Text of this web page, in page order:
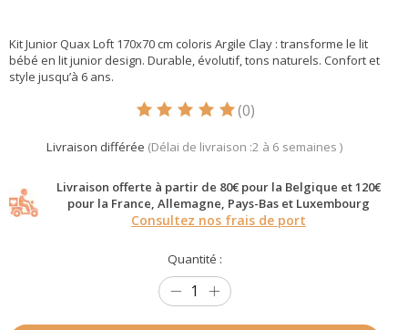
Kit Junior Quax Loft 170x70 cm coloris Argile Clay : transforme le lit
bébé en lit junior design. Durable, évolutif, tons naturels. Confort et
style jusqu’à 6 ans.
Ce produit est évalué à
(0)
Livraison différée (Délai de livraison :2 à 6 semaines )
Livraison offerte à partir de 80€ pour la Belgique et 120€
pour la France, Allemagne, Pays-Bas et Luxembourg
Consultez nos frais de port
Quantité :